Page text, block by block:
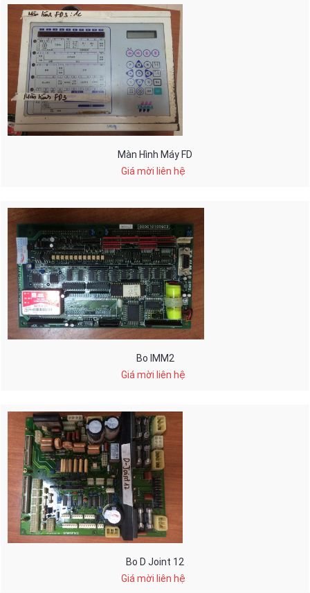
Màn Hình Máy FD
Giá mời liên hệ
Bo IMM2
Giá mời liên hệ
Bo D Joint 12
Giá mời liên hệ